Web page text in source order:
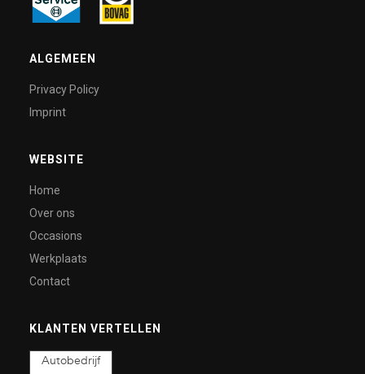
ALGEMEEN
Privacy Policy
Imprint
WEBSITE
Home
Over ons
Occasions
Werkplaats
Contact
KLANTEN VERTELLEN
Autobedrijf